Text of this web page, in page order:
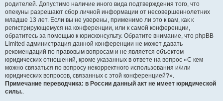
родителей. Допустимо наличие иного вида подтверждения того, что
опекуны разрешают сбор личной информации от несовершеннолетних
младше 13 лет. Если вы не уверены, применимо ли это к вам, как к
регистрирующемуся на конференции, или к самой конференции,
обратитесь за помощью к юрисконсульту. Обратите внимание, что phpBB
Limited администрация данной конференции не может давать
рекомендаций по правовым вопросам и не является объектом
юридических отношений, кроме указанных в ответе на вопрос «С кем
можно связаться по вопросу некорректного использования и/или
юридических вопросов, связанных с этой конференцией?».
Примечание переводчика: в России данный акт не имеет юридической
силы..